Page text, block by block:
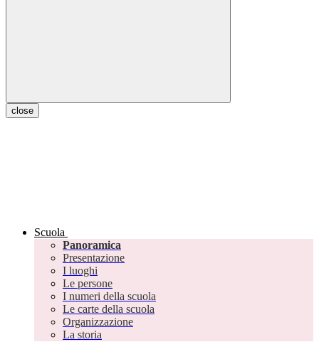
close
Scuola
Panoramica
Presentazione
I luoghi
Le persone
I numeri della scuola
Le carte della scuola
Organizzazione
La storia